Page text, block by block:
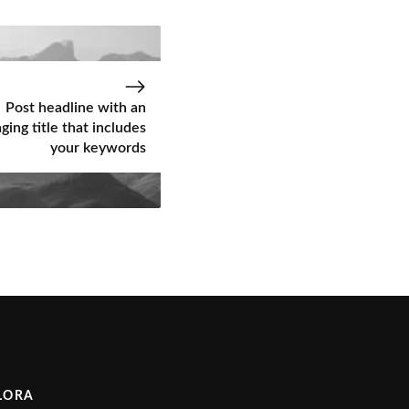
Post headline with an
title that includes
your keywords